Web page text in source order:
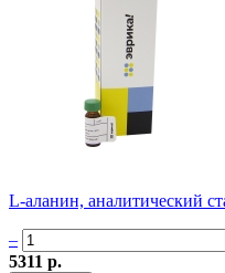
L-аланин, аналитический
–
5311 р.